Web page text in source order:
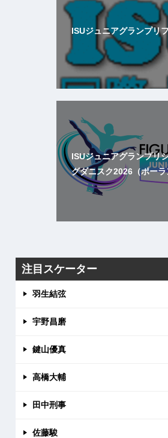
ISUジュニアグランプリ
ISUジュニアグランプ
グダニスク2026（ポー
注目スケーター
羽生結弦
宇野昌磨
鍵山優真
高橋大輔
田中刑事
佐藤駿